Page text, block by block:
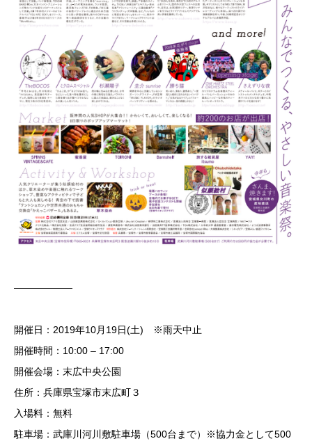
——————
開催日：2019年10月19日(土) ※雨天中止
開催時間：10:00 – 17:00
開催会場：末広中央公園
住所：兵庫県宝塚市末広町３
入場料：無料
駐車場：武庫川河川敷駐車場（500台まで）※協力金として500